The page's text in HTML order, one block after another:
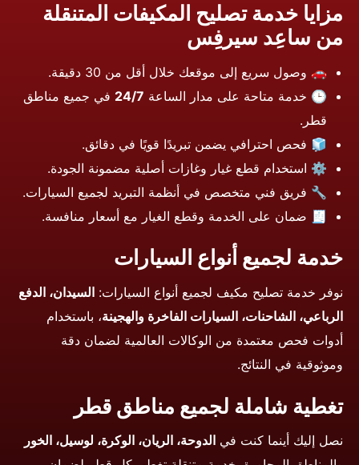
مزايا خدمة تصليح المكيفات المتنقلة
من ساعِد سيرفِس
🚗 وصول سريع إلى موقعك خلال أقل من 30 دقيقة.
🕒 خدمة متاحة على مدار الساعة 24/7 في جميع مناطق
قطر.
🧊 فحص احترافي يضمن تبريدًا قويًا في دقائق.
⚙️ استخدام قطع غيار وغازات أصلية مضمونة الجودة.
🔧 فريق فني متخصص في أنظمة التبريد لجميع السيارات.
🧾 ضمان على الخدمة وقطع الغيار مع أسعار منافسة.
خدمة لجميع أنواع السيارات
نوفر خدمة تصليح مكيف لجميع أنواع السيارات: السيدان، الدفع
الرباعي، الشاحنات، السيارات الفاخرة والهجينة، باستخدام
أدوات فحص معتمدة من الوكالات العالمية لضمان دقة
وموثوقية في النتائج.
تغطية شاملة لجميع مناطق قطر
نصل إليك أينما كنت في الدوحة، الريان، الوكرة، لوسيل، الخور